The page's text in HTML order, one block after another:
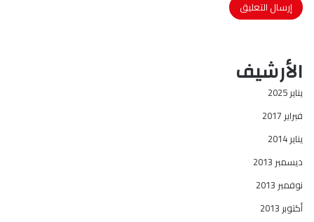
الأرشيف
يناير 2025
فبراير 2017
يناير 2014
ديسمبر 2013
نوفمبر 2013
أكتوبر 2013